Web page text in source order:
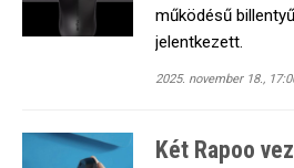
működésű
jelentkezett.
2025. november 18.,
Két Rapoo